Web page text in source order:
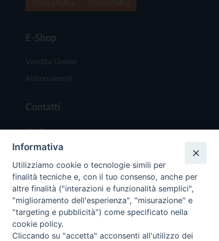
E-Shop
Vendita Online
Abbonamenti
Contatti
Chi Siamo
Redazione
Scrivici
Copyright © 2019 - Tutti i diritti riservati - Vita
Informativa
Utilizziamo cookie o tecnologie simili per
finalità tecniche e, con il tuo consenso, anche per
altre finalità ("interazioni e funzionalità semplici",
"miglioramento dell'esperienza", "misurazione" e
"targeting e pubblicità") come specificato nella
cookie policy.
Cliccando su "accetta" acconsenti all'utilizzo dei